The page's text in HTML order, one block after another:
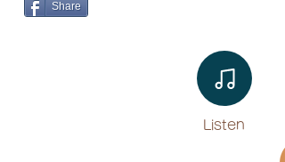
Share
Listen​